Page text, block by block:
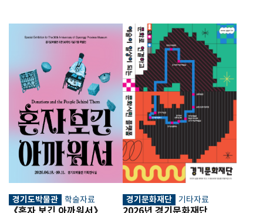
경기도박물관 학술자료 경기문화재단 기타자료